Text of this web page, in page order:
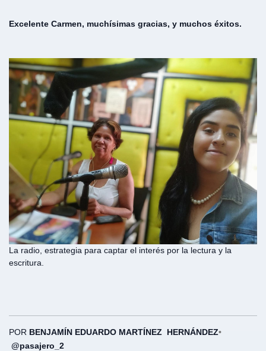
Excelente Carmen, muchísimas gracias, y muchos éxitos.
La radio, estrategia para captar el interés por la lectura y la
escritura.
POR BENJAMÍN EDUARDO MARTÍNEZ HERNÁNDEZ•
@pasajero_2